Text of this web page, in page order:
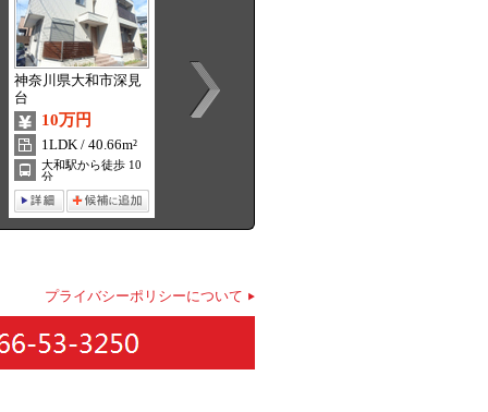
神奈川県大和市深見
台
10万円
1LDK / 40.66m²
大和駅から徒歩 10
分
神奈川県大和市上草
12万5000円
プライバシーポリシーについて